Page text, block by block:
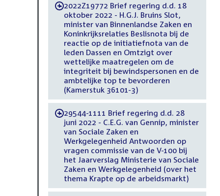
-2022Z19772 Brief regering d.d. 18
oktober 2022 - H.G.J. Bruins Slot,
minister van Binnenlandse Zaken en
Koninkrijksrelaties Beslisnota bij de
reactie op de initiatiefnota van de
leden Dassen en Omtzigt over
wettelijke maatregelen om de
integriteit bij bewindspersonen en de
ambtelijke top te bevorderen
(Kamerstuk 36101-3)
-29544-1111 Brief regering d.d. 28
juni 2022 - C.E.G. van Gennip, minister
van Sociale Zaken en
Werkgelegenheid Antwoorden op
vragen commissie van de V-100 bij
het Jaarverslag Ministerie van Sociale
Zaken en Werkgelegenheid (over het
thema Krapte op de arbeidsmarkt)